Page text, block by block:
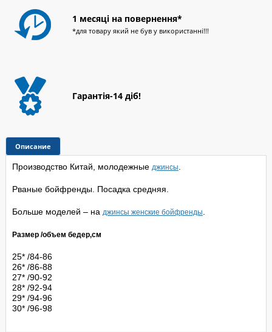
1 месяці на повернення*
*для товару який не був у використанні!!!
Гарантія-14 діб!
Описание
Производство Китай, молодежные джинсы
Рваные бойфренды. Посадка средняя.
Больше моделей – на джинсы женские бойфренды
Размер /объем бедер,см
25* /84-86
26* /86-88
27* /90-92
28* /92-94
29* /94-96
30* /96-98